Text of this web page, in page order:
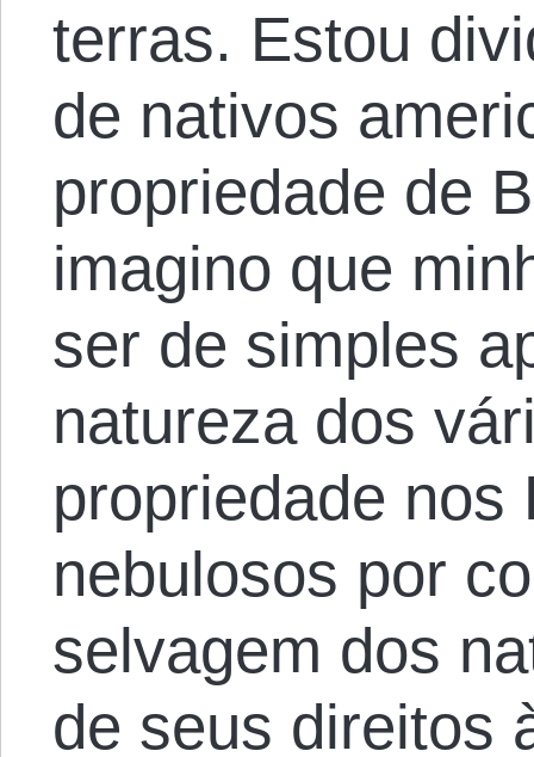
terras. Estou
de nativos
propriedade de
imagino que
ser de simples
natureza dos
propriedade nos
nebulosos por
selvagem dos
de seus direitos